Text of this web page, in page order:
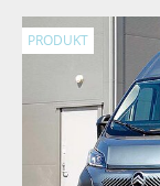
PRODUKT